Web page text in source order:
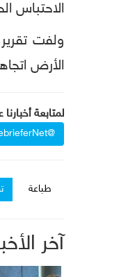
الاحتباس
الأرض اتجاهاً
لمتابعة
@DebrieferNet
طباعة
آخر